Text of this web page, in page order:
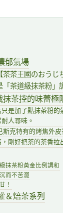
郁氣場
茶茶王國のおう
茶道級抹茶粉」
茶控的味蕾極
是加了點抹茶粉
人尋味。
克特有的烤焦外
剛好把茶的茶香拉
抹茶粉黃金比例調和
而不苦澀
！
＆焙茶系列